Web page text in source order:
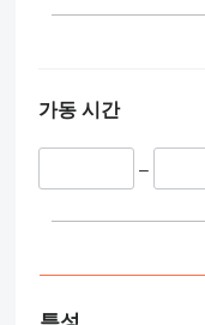
가동 시간
–